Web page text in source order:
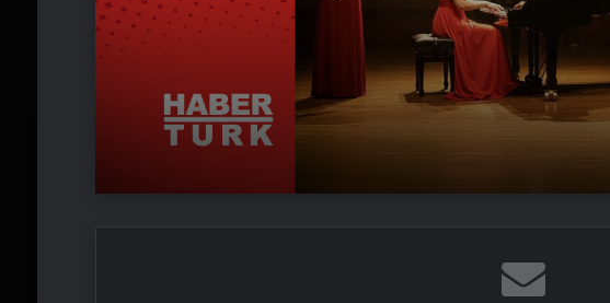
RHM’de sertifika programı
tamamlandı